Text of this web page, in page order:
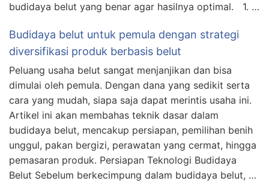
budidaya belut yang benar agar hasilnya optimal. 1. …
Budidaya belut untuk pemula dengan strategi
diversifikasi produk berbasis belut
Peluang usaha belut sangat menjanjikan dan bisa
dimulai oleh pemula. Dengan dana yang sedikit serta
cara yang mudah, siapa saja dapat merintis usaha ini.
Artikel ini akan membahas teknik dasar dalam
budidaya belut, mencakup persiapan, pemilihan benih
unggul, pakan bergizi, perawatan yang cermat, hingga
pemasaran produk. Persiapan Teknologi Budidaya
Belut Sebelum berkecimpung dalam budidaya belut, …